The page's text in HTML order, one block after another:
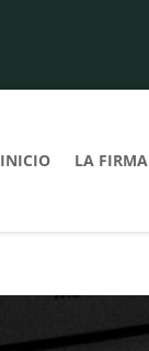
INICIO LA FIRMA